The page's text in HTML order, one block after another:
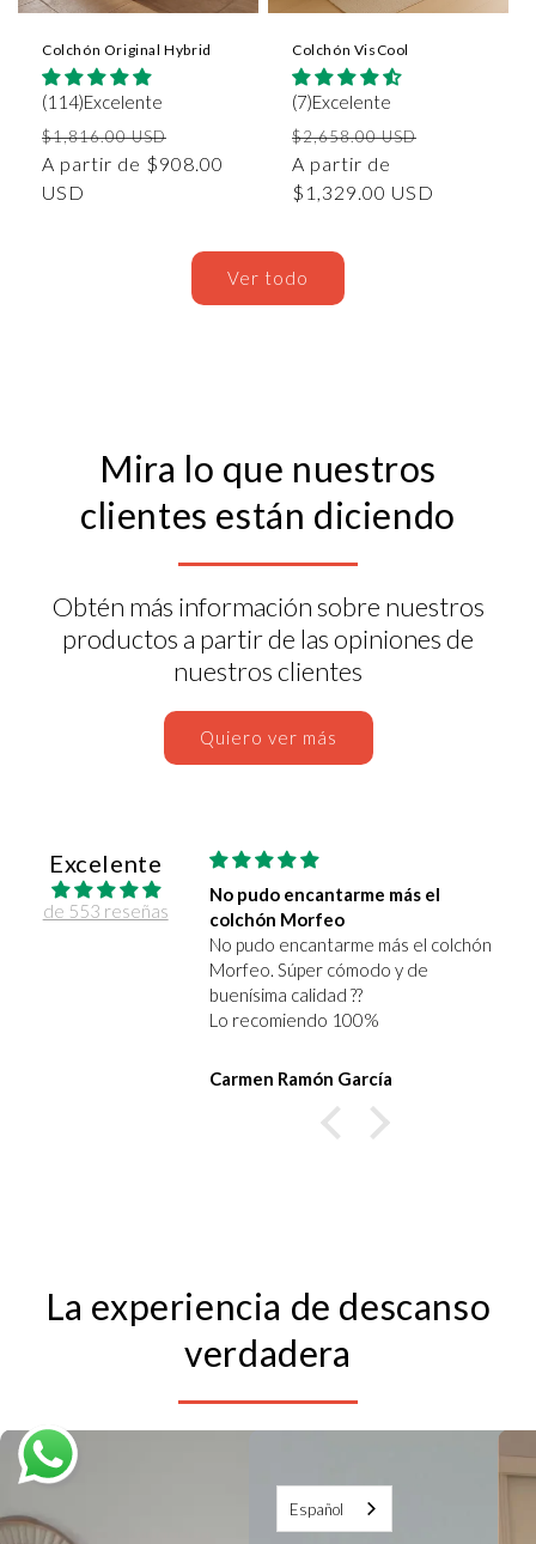
Colchón Original Hybrid
(114)Excelente
Precio
habitual
$1,816.00 USD
de
A partir de $908.00
USD
Colchón VisCool
(7)Excelente
Precio
habitual
$2,658.00 USD
oferta
A partir de
$1,329.00 USD
Ver todo
Mira lo que nuestros
clientes están diciendo
Obtén más información sobre nuestros
productos a partir de las opiniones de
nuestros clientes
Quiero ver más
Excelente
de 553 reseñas
más el
Contentísima con esta marca
Contentísima con esta marca, he
probado la infusion de rooibos para
domir y es una maravilla tiene un
aroma y un sabor excepcionales y me
ayudan a conciliar el sueño y
Aida Ponce
La experiencia de descanso
verdadera
Español